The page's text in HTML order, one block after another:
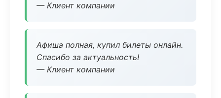
— Клиент компании
Афиша полная, купил билеты онлайн.
Спасибо за актуальность!
— Клиент компании